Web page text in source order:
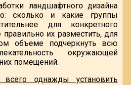
ландшафтного дизайна
сколько и какие группы
для конкретного
правильно их разместить, для
объеме подчеркнуть всю
окружающей
помещений.
всего однажды установить